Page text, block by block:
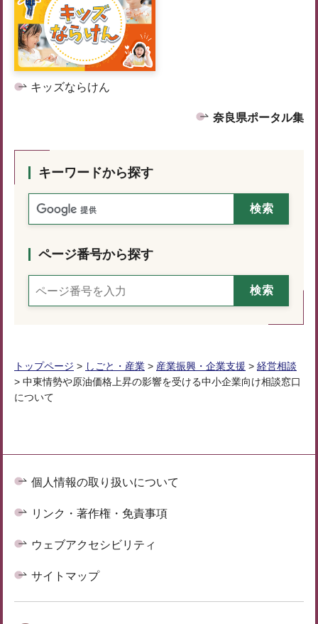
キッズならけん
奈良県ポータル集
キーワードから探す
ページ番号から探す
トップページ > しごと・産業 > 産業振興・企業支援 > 経営相談
> 中東情勢や原油価格上昇の影響を受ける中小企業向け相談窓口
について
個人情報の取り扱いについて
リンク・著作権・免責事項
ウェブアクセシビリティ
サイトマップ